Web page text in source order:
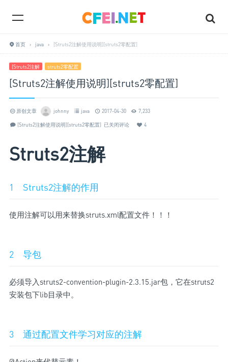
首页 › java › [Struts2注解使用说明][struts2零配置]
[Struts2注解 struts2零配置
[Struts2注解使用说明][struts2零配置]
原创文章 johnny java 2017-04-30 7,233
[Struts2注解使用说明][struts2零配置] 已关闭评论 4
Struts2注解
1 Struts2注解的作用
使用注解可以用来替换struts.xml配置文件！！！
2 导包
必须导入struts2-convention-plugin-2.3.15.jar包，它在struts2
安装包下lib目录中。
3 通过配置文件学习对应的注解